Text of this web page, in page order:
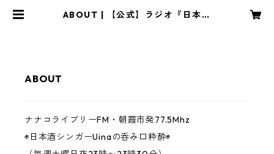
ABOUT | 【公式】ラジオ『日本酒
ABOUT
ナナコライブリーFM・朝霞市発77.5Mhz
◉日本酒シンガーUinaの呑み口粋酔◉